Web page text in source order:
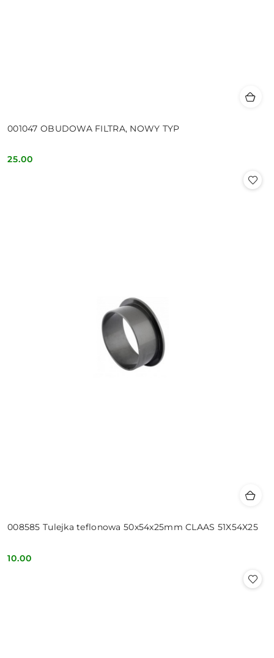
001047 OBUDOWA FILTRA, NOWY TYP
Cena:
25.00
008585 Tulejka teflonowa 50x54x25mm CLAAS 51X54X25
Cena:
10.00